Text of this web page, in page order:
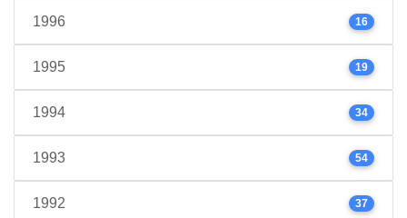
1996 16
1995 19
1994 34
1993 54
1992 37